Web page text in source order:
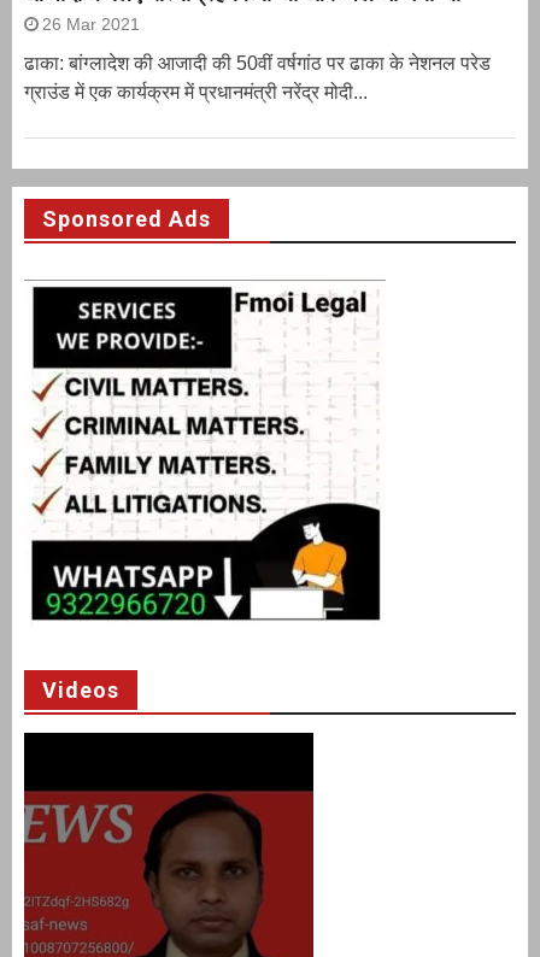
26 Mar 2021
ढाका: बांग्लादेश की आजादी की 50वीं वर्षगांठ पर ढाका के नेशनल परेड
ग्राउंड में एक कार्यक्रम में प्रधानमंत्री नरेंद्र मोदी...
Sponsored Ads
Videos